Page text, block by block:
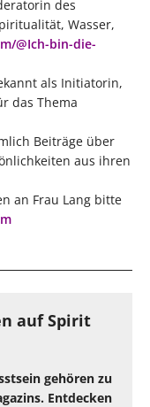
des
Wasser,
@Ich-bin-die-
als Initiatorin,
das Thema
Beiträge über
aus ihren
an Frau Lang bitte
auf Spirit
gehören zu
Entdecken